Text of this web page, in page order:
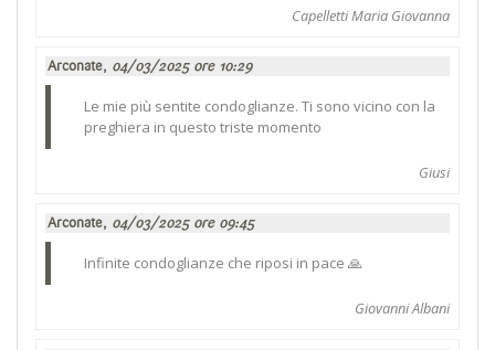
Capelletti Maria Giovanna
Arconate, 04/03/2025 ore 10:29
Le mie più sentite condoglianze. Ti sono vicino con la
preghiera in questo triste momento
Giusi
Arconate, 04/03/2025 ore 09:45
Infinite condoglianze che riposi in pace 🙏
Giovanni Albani